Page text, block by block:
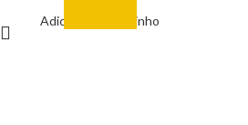
Adicionar ao carrinho